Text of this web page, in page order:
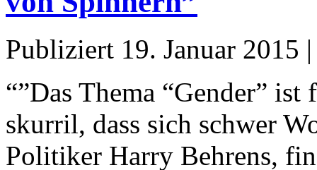
Publiziert 19. Januar 2015
“”Das Thema “Gender”
skurril, dass sich schwer
Politiker Harry Behrens,